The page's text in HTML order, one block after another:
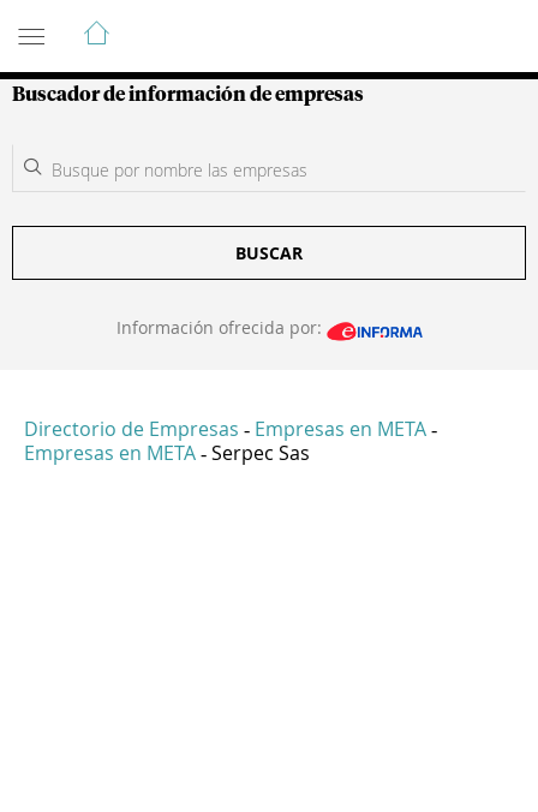
Guía de Empresas Colombianas
Buscador de información de empresas
BUSCAR
Información ofrecida por:
Directorio de Empresas - Empresas en META -
Empresas en META - Serpec Sas